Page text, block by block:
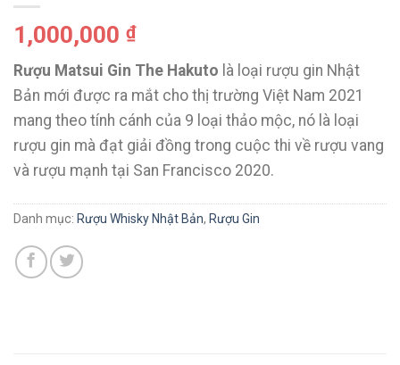
1,000,000 ₫
Rượu Matsui Gin The Hakuto là loại rượu gin Nhật
Bản mới được ra mắt cho thị trường Việt Nam 2021
mang theo tính cánh của 9 loại thảo mộc, nó là loại
rượu gin mà đạt giải đồng trong cuộc thi về rượu vang
và rượu mạnh tại San Francisco 2020.
Danh mục: Rượu Whisky Nhật Bản, Rượu Gin